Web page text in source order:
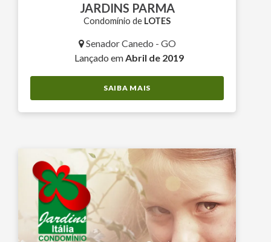
JARDINS PARMA
Condomínio de LOTES
Senador Canedo - GO
Lançado emAbril de 2019
SAIBA MAIS